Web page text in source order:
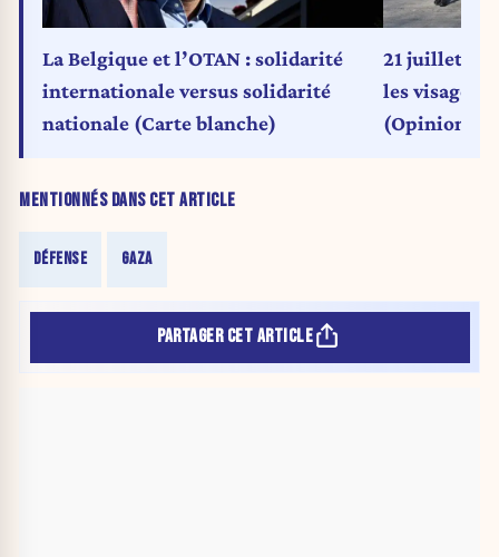
MENTIONNÉS DANS CET ARTICLE
DÉFENSE GAZA
La Belgique et l’OTAN : solidarité
internationale versus solidarité
nationale (Carte blanche)
21 juillet :
les visages
(Opinion)
PARTAGER CET ARTICLE